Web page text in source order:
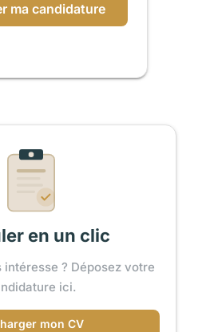
ma candidature
en un clic
? Déposez votre
ici.
mon CV